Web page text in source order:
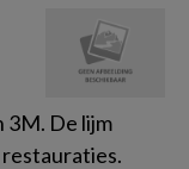
3M. De lijm